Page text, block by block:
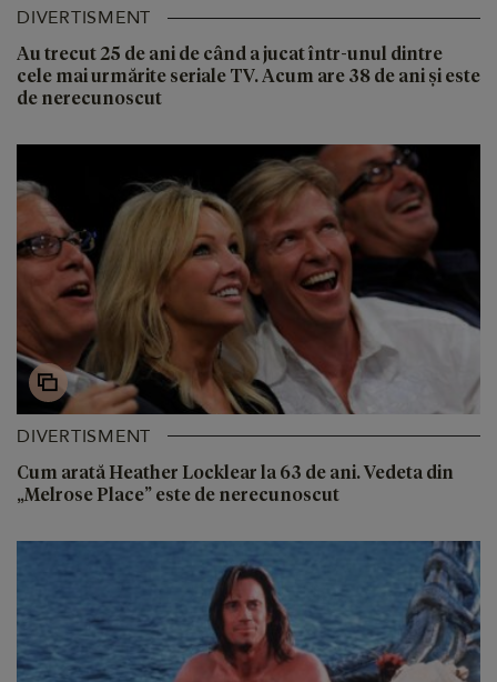
DIVERTISMENT
Au trecut 25 de ani de când a jucat într-unul dintre
cele mai urmărite seriale TV. Acum are 38 de ani și este
de nerecunoscut
DIVERTISMENT
Cum arată Heather Locklear la 63 de ani. Vedeta din
„Melrose Place” este de nerecunoscut